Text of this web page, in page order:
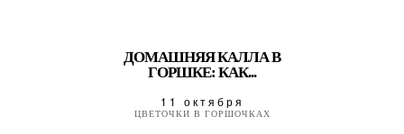
ДОМАШНЯЯ КАЛЛА В
ГОРШКЕ: КАК...
11 октября
ЦВЕТОЧКИ В ГОРШОЧКАХ